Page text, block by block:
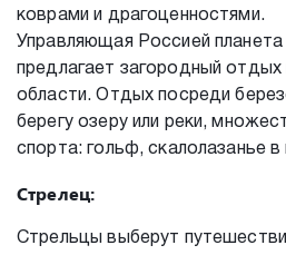
коврами и драгоценностями.
Управляющая Россией
предлагает загородный
области. Отдых посреди
берегу озеру или реки,
спорта: гольф, скалолазанье
Стрелец:
Стрельцы выберут